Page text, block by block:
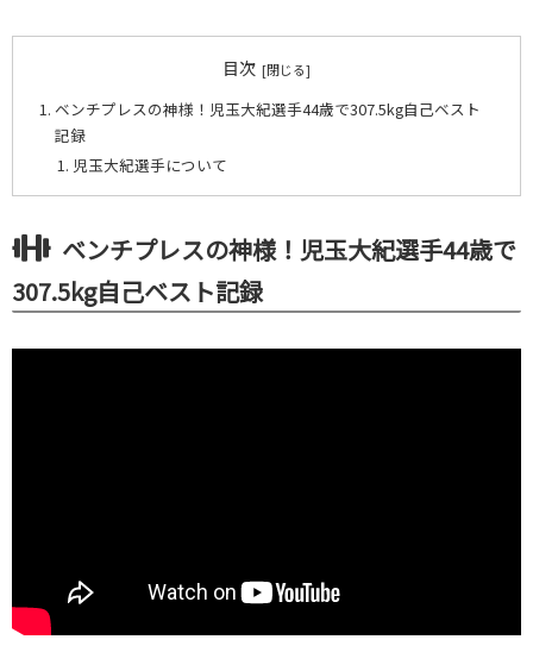
目次
ベンチプレスの神様！児玉大紀選手44歳で307.5kg自己ベスト
記録
児玉大紀選手について
ベンチプレスの神様！児玉大紀選手44歳で
307.5kg自己ベスト記録